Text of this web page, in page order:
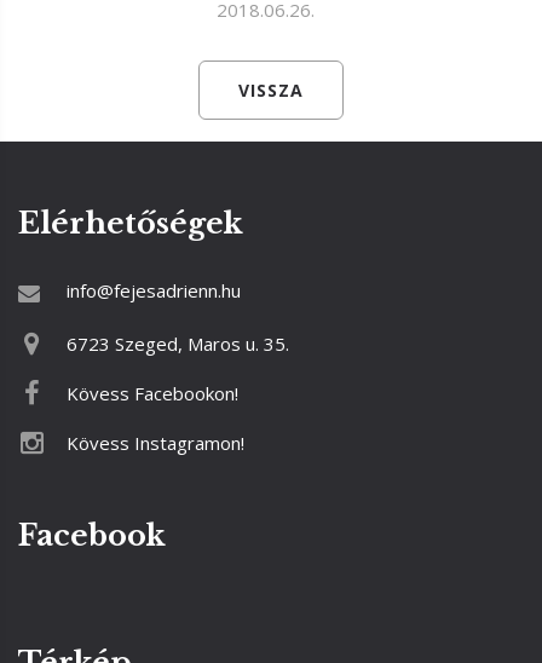
2018.06.26.
VISSZA
Elérhetőségek
info@fejesadrienn.hu
6723 Szeged, Maros u. 35.
Kövess Facebookon!
Kövess Instagramon!
Facebook